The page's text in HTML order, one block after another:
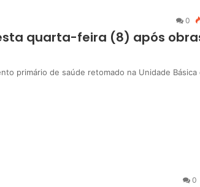
0
quarta-feira (8) após
primário de saúde retomado na Unidade Básica
0